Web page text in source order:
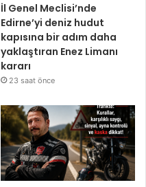
İl Genel Meclisi’nde
Edirne’yi deniz hudut
kapısına bir adım daha
yaklaştıran Enez Limanı
kararı
23 saat önce